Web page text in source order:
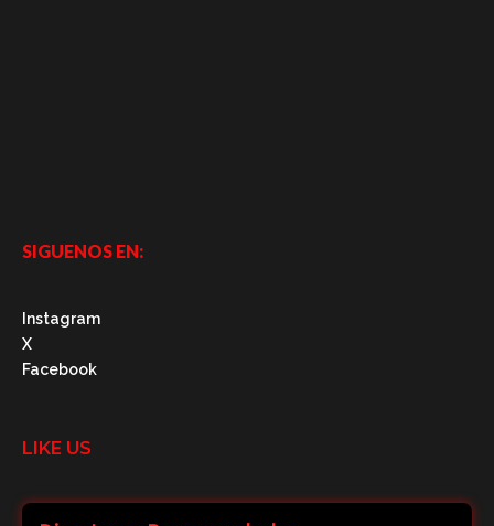
SIGUENOS EN:
Instagram
X
Facebook
LIKE US